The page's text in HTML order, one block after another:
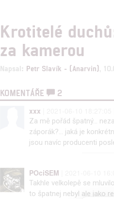
Krotitelé
za kamerou
Napsal: Petr Slavík - (Anarvin) ,
KOMENTÁŘE
2
xxx
Za mě pořád špatný...
záporák?... jaká je
jsou navíc producenti
POciSEM
Takhle velkolepě se
to špatnej nebyl ale jako